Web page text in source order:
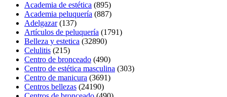
Academia de estética (895)
Academia peluquería (887)
Adelgazar(137)
Artículos de peluquería (1791)
Belleza y estetica (32890)
Celulitis (215)
Centro de bronceado (490)
Centro de estética masculina (303)
Centro de manicura (3691)
Centros bellezas (24190)